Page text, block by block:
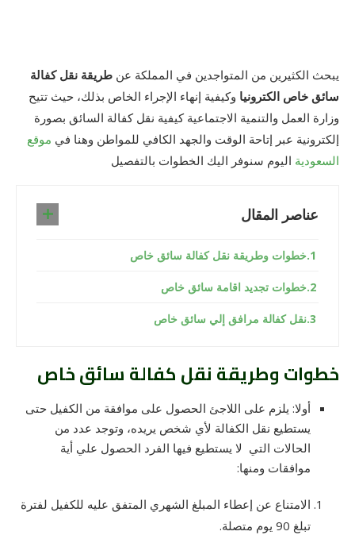
يبحث الكثيرين من المتواجدين في المملكة عن طريقة نقل كفالة
سائق خاص الكترونيا وكيفية إنهاء الإجراء الخاص بذلك، حيث تتيح
وزارة العمل والتنمية الاجتماعية كيفية نقل كفالة السائق بصورة
إلكترونية عبر إتاحة الوقت والجهد الكافي للمواطن وهنا في موقع
السعودية اليوم سنوفر اليك الخطوات بالتفصيل
عناصر المقال
خطوات وطريقة نقل كفالة سائق خاص
خطوات تجديد اقامة سائق خاص
نقل كفالة مرافق إلي سائق خاص
خطوات وطريقة نقل كفالة سائق خاص
أولا: يلزم على اللاجئ الحصول على موافقة من الكفيل حتى
يستطيع نقل الكفالة لأي شخص يريده، وتوجد عدد من
الحالات التي لا يستطيع فيها الفرد الحصول علي أية
موافقات ومنها:
الامتناع عن إعطاء المبلغ الشهري المتفق عليه للكفيل لفترة
تبلغ 90 يوم متصلة.